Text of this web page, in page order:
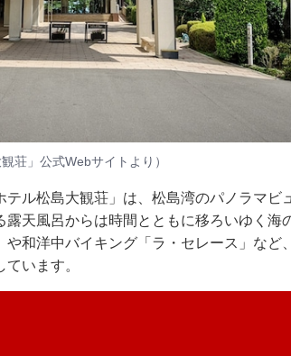
荘」公式Webサイトより）
テル松島大観荘」は、松島湾のパノラマビ
天風呂からは時間とともに移ろいゆく海
和洋中バイキング「ラ・セレース」など
います。